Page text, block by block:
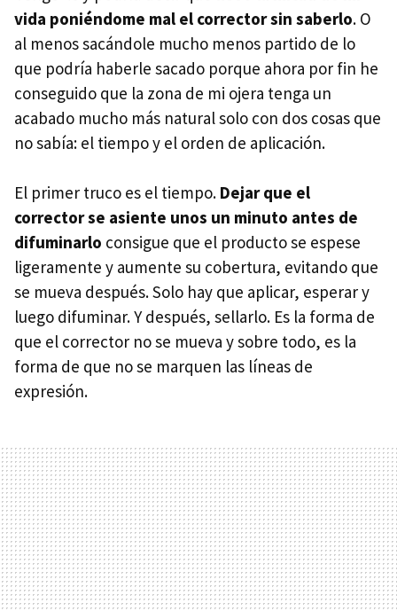
vida poniéndome mal el corrector sin saberlo. O
al menos sacándole mucho menos partido de lo
que podría haberle sacado porque ahora por fin he
conseguido que la zona de mi ojera tenga un
acabado mucho más natural solo con dos cosas que
no sabía: el tiempo y el orden de aplicación.
El primer truco es el tiempo. Dejar que el
corrector se asiente unos un minuto antes de
difuminarlo consigue que el producto se espese
ligeramente y aumente su cobertura, evitando que
se mueva después. Solo hay que aplicar, esperar y
luego difuminar. Y después, sellarlo. Es la forma de
que el corrector no se mueva y sobre todo, es la
forma de que no se marquen las líneas de
expresión.